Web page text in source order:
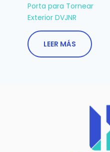
Porta para Tornear
Exterior DVJNR
LEER MÁS